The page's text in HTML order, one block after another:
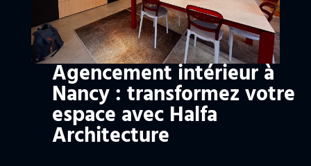
Agencement intérieur à
Nancy : transformez votre
espace avec Halfa
Architecture